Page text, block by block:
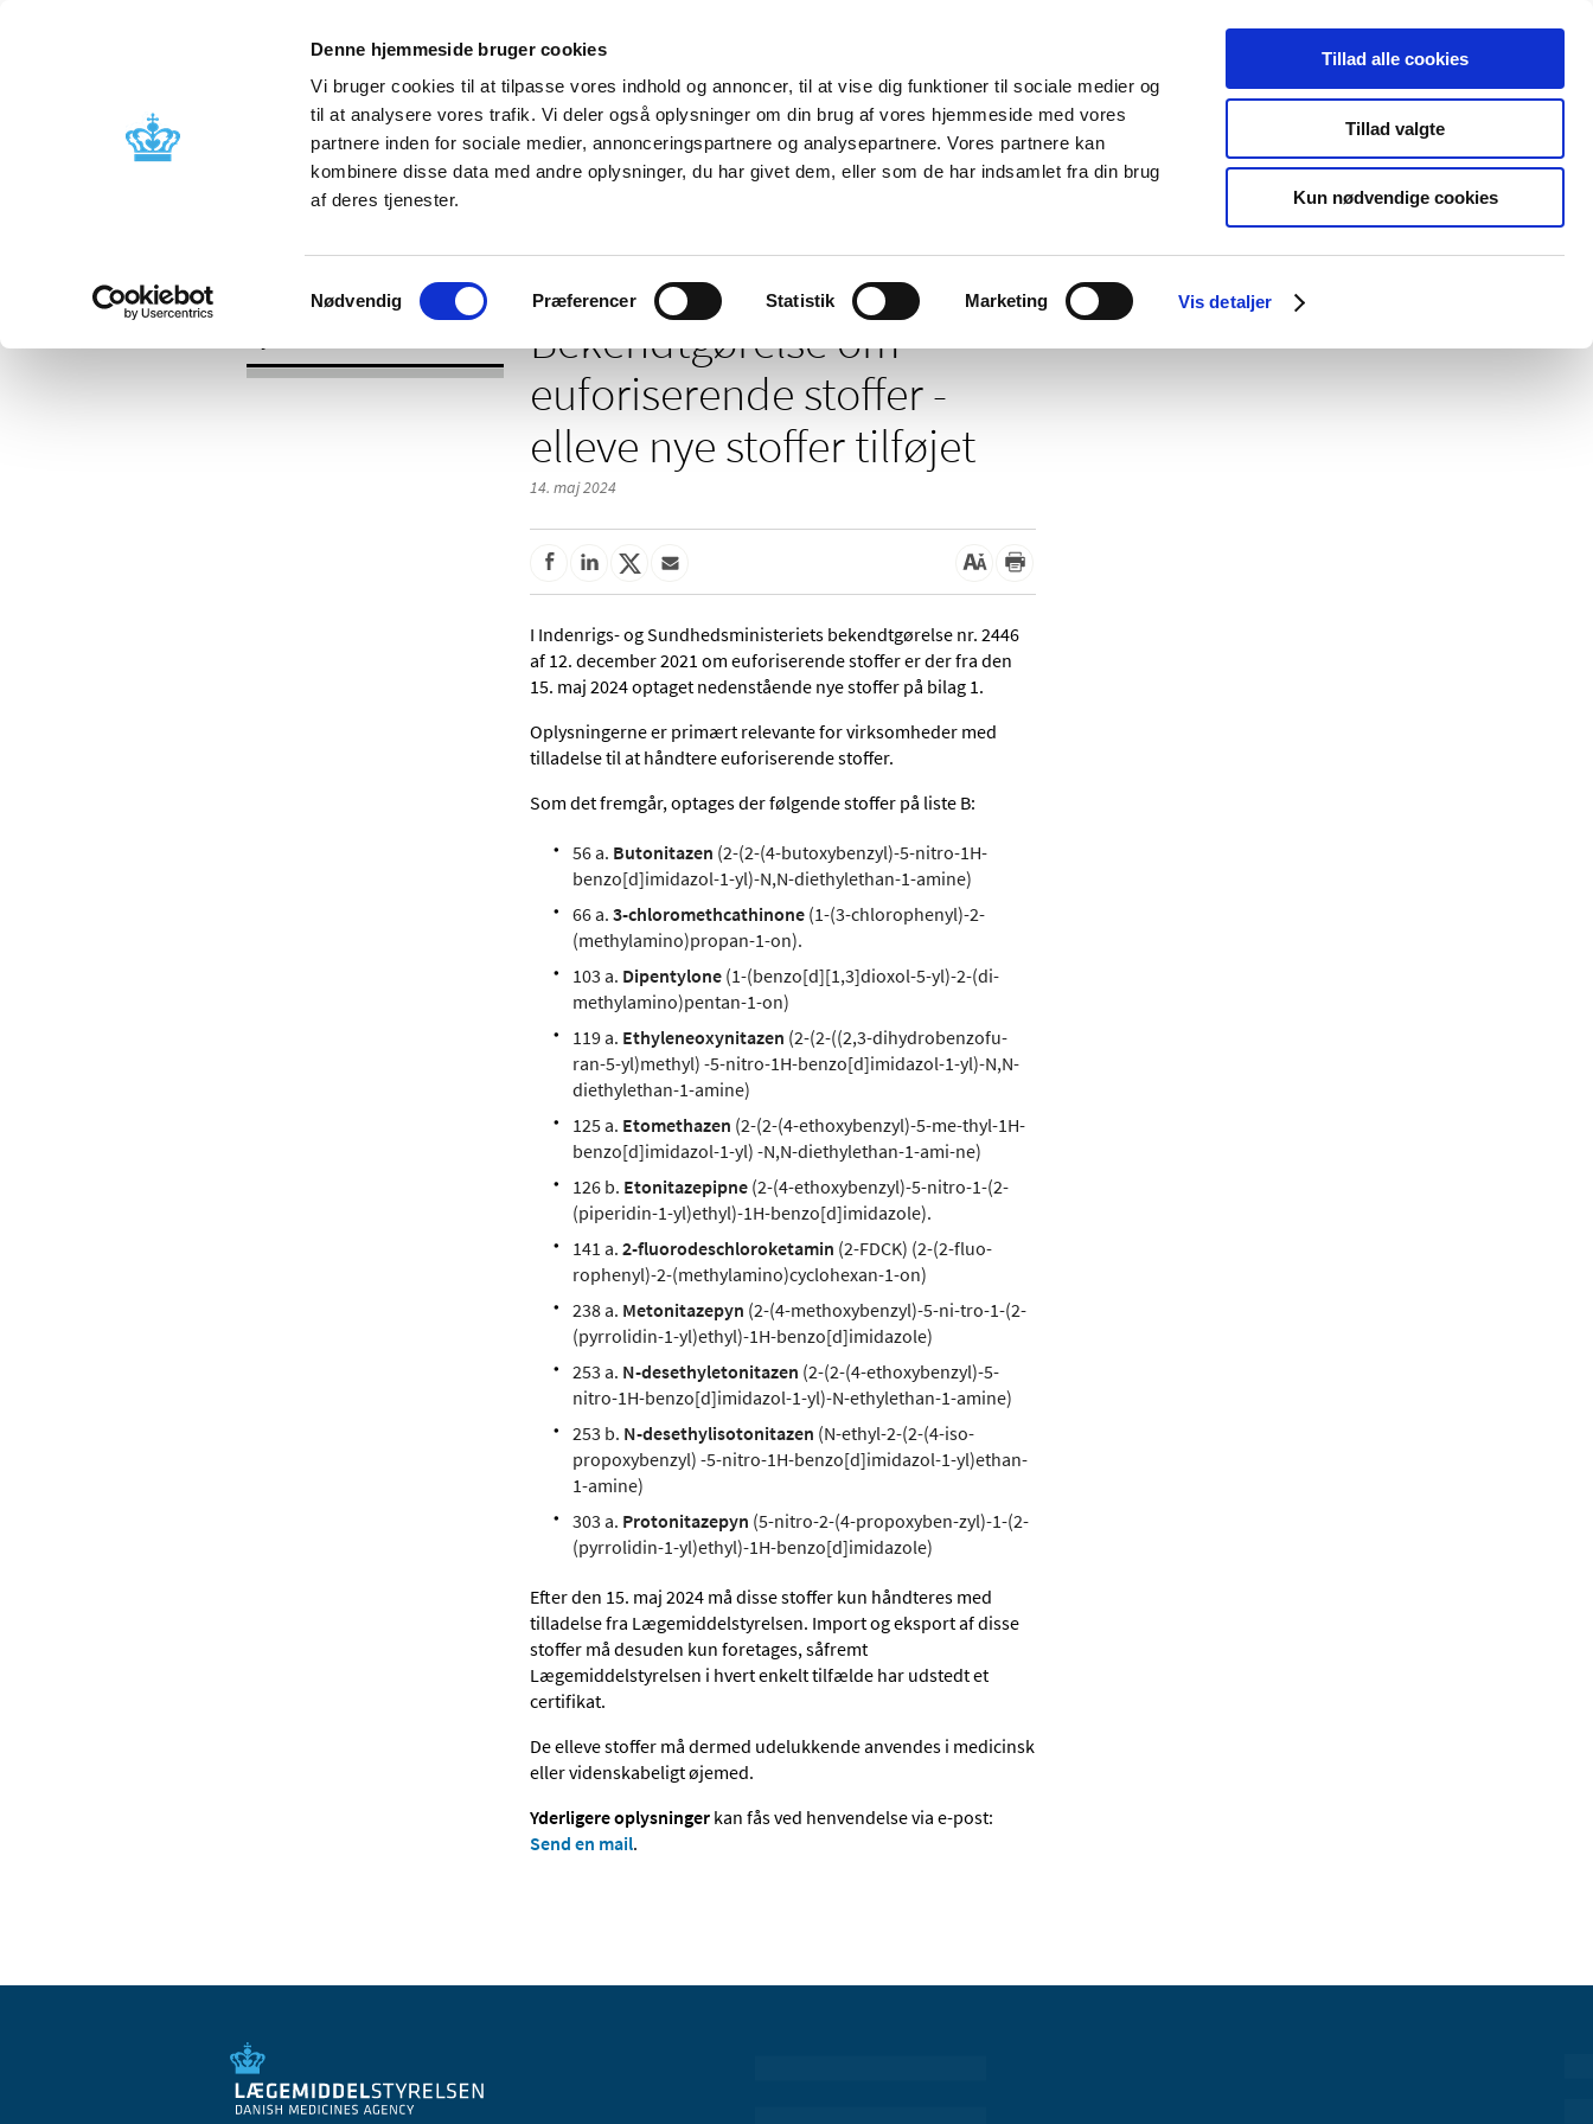
Denne hjemmeside bruger cookies
Vi bruger cookies til at tilpasse vores indhold og annoncer, til at vise dig funktioner til sociale medier og
til at analysere vores trafik. Vi deler også oplysninger om din brug af vores hjemmeside med vores
partnere inden for sociale medier, annonceringspartnere og analysepartnere. Vores partnere kan
kombinere disse data med andre oplysninger, du har givet dem, eller som de har indsamlet fra din brug
af deres tjenester.
Samtykkevalg
Nødvendig Præferencer Statistik Marketing Vis detaljer
Tillad alle cookies
Tillad valgte
Kun nødvendige cookies
Nyheder Om os Kontakt Udgivelser
Godkendelse og
Bivirkninger og
produktinformation
Tilskud og
Apoteker og salg af
Medicinsk
Særlige
produktområder
Bekendtgørelse om
euforiserende stoffer -
elleve nye stoffer tilføjet
14. maj 2024
I Indenrigs- og Sundhedsministeriets bekendtgørelse nr. 2446
af 12. december 2021 om euforiserende stoffer er der fra den
15. maj 2024 optaget nedenstående nye stoffer på bilag 1.
Oplysningerne er primært relevante for virksomheder med
tilladelse til at håndtere euforiserende stoffer.
Som det fremgår, optages der følgende stoffer på liste B:
56 a. Butonitazen (2-(2-(4-butoxybenzyl)-5-nitro-1H-
benzo[d]imidazol-1-yl)-N,N-diethylethan-1-amine)
66 a.3-chloromethcathinone (1-(3-chlorophenyl)-2-
(methylamino)propan-1-on).
103 a. Dipentylone (1-(benzo[d][1,3]dioxol-5-yl)-2-(di-
methylamino)pentan-1-on)
119 a. Ethyleneoxynitazen (2-(2-((2,3-dihydrobenzofu-
ran-5-yl)methyl) -5-nitro-1H-benzo[d]imidazol-1-yl)-N,N-
diethylethan-1-amine)
125 a. Etomethazen (2-(2-(4-ethoxybenzyl)-5-me-thyl-1H-
benzo[d]imidazol-1-yl) -N,N-diethylethan-1-ami-ne)
126 b. Etonitazepipne (2-(4-ethoxybenzyl)-5-nitro-1-(2-
(piperidin-1-yl)ethyl)-1H-benzo[d]imidazole).
141 a.2-fluorodeschloroketamin (2-FDCK) (2-(2-fluo-
rophenyl)-2-(methylamino)cyclohexan-1-on)
238 a. Metonitazepyn (2-(4-methoxybenzyl)-5-ni-tro-1-(2-
(pyrrolidin-1-yl)ethyl)-1H-benzo[d]imidazole)
253 a. N-desethyletonitazen (2-(2-(4-ethoxybenzyl)-5-
nitro-1H-benzo[d]imidazol-1-yl)-N-ethylethan-1-amine)
253 b. N-desethylisotonitazen (N-ethyl-2-(2-(4-iso-
propoxybenzyl) -5-nitro-1H-benzo[d]imidazol-1-yl)ethan-
1-amine)
303 a. Protonitazepyn (5-nitro-2-(4-propoxyben-zyl)-1-(2-
(pyrrolidin-1-yl)ethyl)-1H-benzo[d]imidazole)
Efter den 15. maj 2024 må disse stoffer kun håndteres med
tilladelse fra Lægemiddelstyrelsen. Import og eksport af disse
stoffer må desuden kun foretages, såfremt
Lægemiddelstyrelsen i hvert enkelt tilfælde har udstedt et
certifikat.
De elleve stoffer må dermed udelukkende anvendes i medicinsk
eller videnskabeligt øjemed.
Yderligere oplysninger kan fås ved henvendelse via e-post:
Send en mail.